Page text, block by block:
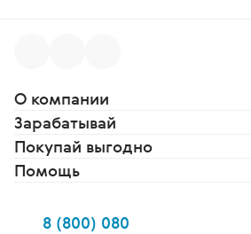
О компании
Зарабатывай
Покупай выгодно
Помощь
8 (800) 080